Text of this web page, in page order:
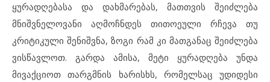
ყურადღებასა და დახმარებას, მათთვის შეიძლება
მნიშვნელოვანი აღმოჩნდეს თითოეული რჩევა თუ
კრიტიკული შენიშვნა, ზოგი რამ კი მათგანაც შეიძლება
ვისწავლოთ. გარდა ამისა, მეტი ყურადღება უნდა
მივაქციოთ თარგმნის ხარისხს, რომელსაც უდიდესი